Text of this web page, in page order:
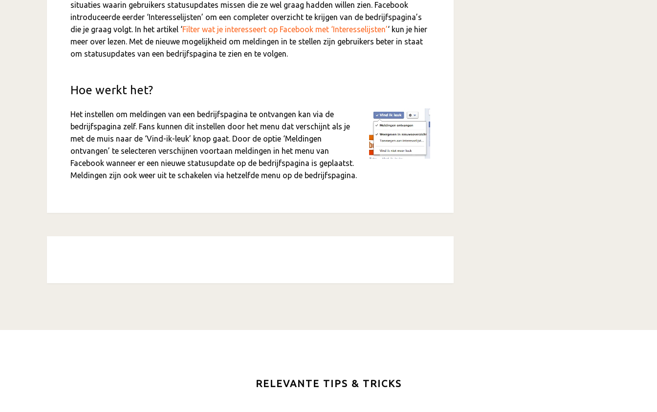
situaties waarin gebruikers statusupdates missen die ze wel graag hadden willen zien. Facebook
introduceerde eerder ‘Interesselijsten’ om een completer overzicht te krijgen van de bedrijfspagina’s
die je graag volgt. In het artikel ‘Filter wat je interesseert op Facebook met ‘Interesselijsten’‘ kun je hier
meer over lezen. Met de nieuwe mogelijkheid om meldingen in te stellen zijn gebruikers beter in staat
om statusupdates van een bedrijfspagina te zien en te volgen.
Hoe werkt het?
Het instellen om meldingen van een bedrijfspagina te ontvangen kan via de
bedrijfspagina zelf. Fans kunnen dit instellen door het menu dat verschijnt als je
met de muis naar de ‘Vind-ik-leuk’ knop gaat. Door de optie ‘Meldingen
ontvangen’ te selecteren verschijnen voortaan meldingen in het menu van
Facebook wanneer er een nieuwe statusupdate op de bedrijfspagina is geplaatst.
Meldingen zijn ook weer uit te schakelen via hetzelfde menu op de bedrijfspagina.
RELEVANTE TIPS & TRICKS